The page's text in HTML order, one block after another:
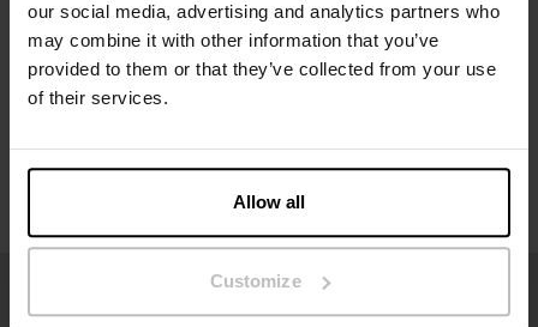
our social media, advertising and analytics partners who
may combine it with other information that you’ve
provided to them or that they’ve collected from your use
of their services.
Allow all
Customize
Maatgids
Wasvoorschriften
Beoordelingen